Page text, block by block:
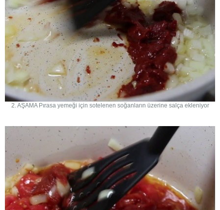
2. AŞAMA Pırasa yemeği için sotelenen soğanların üzerine salça ekleniyor